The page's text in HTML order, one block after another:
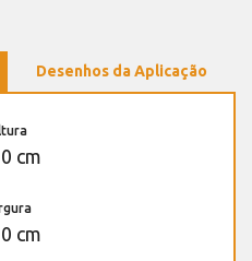
Desenhos da Aplicação
cm
cm